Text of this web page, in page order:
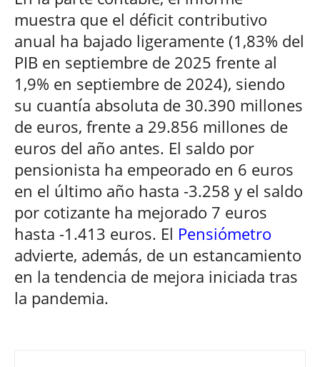
muestra que el déficit contributivo
anual ha bajado ligeramente (1,83% del
PIB en septiembre de 2025 frente al
1,9% en septiembre de 2024), siendo
su cuantía absoluta de 30.390 millones
de euros, frente a 29.856 millones de
euros del año antes. El saldo por
pensionista ha empeorado en 6 euros
en el último año hasta -3.258 y el saldo
por cotizante ha mejorado 7 euros
hasta -1.413 euros. El Pensiómetro
advierte, además, de un estancamiento
en la tendencia de mejora iniciada tras
la pandemia.